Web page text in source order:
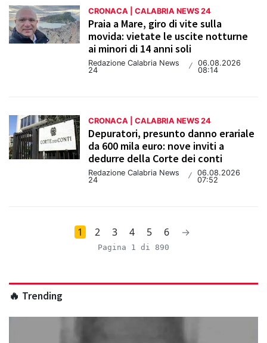
CRONACA | CALABRIA NEWS 24
Praia a Mare, giro di vite sulla
movida: vietate le uscite notturne
ai minori di 14 anni soli
Redazione Calabria News
24
/ 06.08.2026
08:14
CRONACA | CALABRIA NEWS 24
Depuratori, presunto danno erariale
da 600 mila euro: nove inviti a
dedurre della Corte dei conti
Redazione Calabria News
24
/
06.08.2026
07:52
1 2 3 4 5 6 →
Pagina 1 di 890
🔥 Trending